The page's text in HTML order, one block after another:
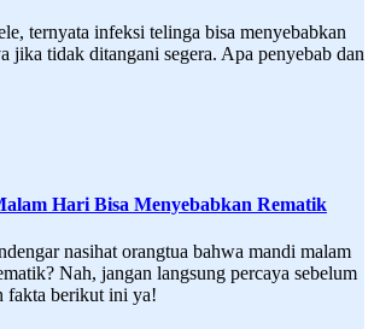
ternyata infeksi telinga bisa menyebabkan
jika tidak ditangani segera. Apa penyebab dan
Hari Bisa Menyebabkan Rematik
nasihat orangtua bahwa mandi malam
Nah, jangan langsung percaya sebelum
fakta berikut ini ya!